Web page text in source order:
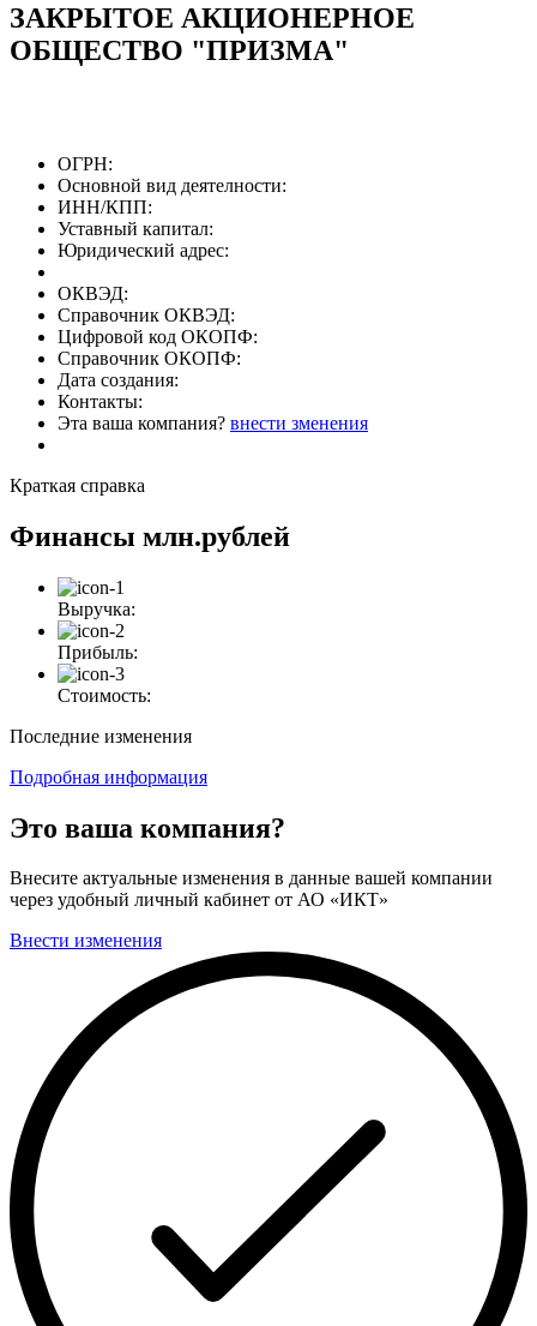
ЗАКРЫТОЕ АКЦИОНЕРНОЕ
ОБЩЕСТВО "ПРИЗМА"
ОГРН:
Основной вид деятелности:
ИНН/КПП:
Уставный капитал:
Юридический адрес:
ОКВЭД:
Справочник ОКВЭД:
Цифровой код ОКОПФ:
Справочник ОКОПФ:
Дата создания:
Контакты:
Эта ваша компания? внести зменения
Краткая справка
Финансы млн.рублей
Выручка:
Прибыль:
Стоимость:
Последние изменения
Подробная информация
Это ваша компания?
Внесите актуальные изменения в данные вашей компании
через удобный личный кабинет от АО «ИКТ»
Внести изменения